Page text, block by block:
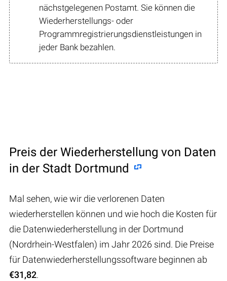
nächstgelegenen Postamt. Sie können die
Wiederherstellungs- oder
Programmregistrierungsdienstleistungen in
jeder Bank bezahlen.
Preis der Wiederherstellung von Daten
in der Stadt Dortmund
Mal sehen, wie wir die verlorenen Daten
wiederherstellen können und wie hoch die Kosten für
die Datenwiederherstellung in der Dortmund
(Nordrhein-Westfalen) im Jahr 2026 sind. Die Preise
für Datenwiederherstellungssoftware beginnen ab
€31,82.